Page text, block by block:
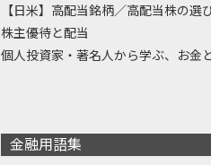
【日米】高配当銘柄／高配当株の選
株主優待と配当
個人投資家・著名人から学ぶ、お金
金融用語集